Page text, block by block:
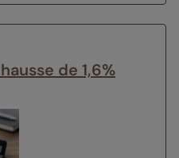
de 1,6%